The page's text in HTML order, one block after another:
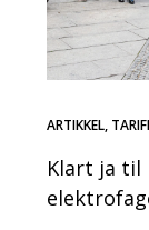
ARTIKKEL,
Klart ja til